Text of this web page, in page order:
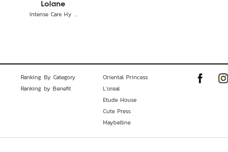
Lolane
Intense Care Hy ...
Ranking By Category
Ranking by Benefit
Oriental Princess
L'oreal
Etude House
Cute Press
Maybelline